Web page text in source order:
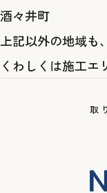
酒々井町
上記以外の地域も
くわしくは施工エ
取